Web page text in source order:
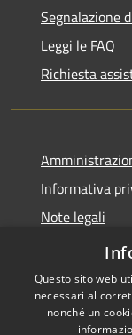
Segnalazione
Leggi le FAQ
Richiesta
Informativa
Note legali
Dichiarazione
Questo sito web
necessari al
nonché un